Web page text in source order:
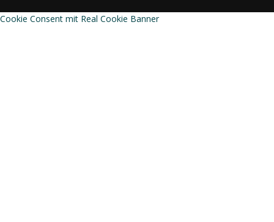
Cookie Consent mit Real Cookie Banner